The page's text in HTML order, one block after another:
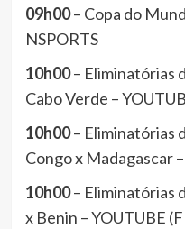
09h00– Copa do
NSPORTS
10h00– Eliminatórias
Cabo Verde –
10h00– Eliminatórias
Congo x Madagascar
10h00– Eliminatórias
x Benin – YOUTUBE